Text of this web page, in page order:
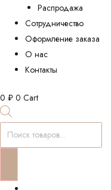
Распродажа
Сотрудничество
Оформление заказа
О нас
Контакты
0 ₽ 0 Cart
Поиск
товаров